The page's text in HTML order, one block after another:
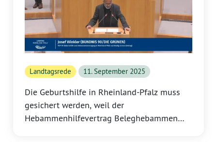
Landtagsrede 11. September 2025
Die Geburtshilfe in Rheinland-Pfalz muss
gesichert werden, weil der
Hebammenhilfevertrag Beleghebammen